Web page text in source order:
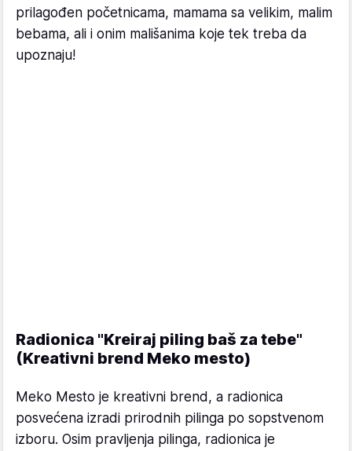
prilagođen početnicama, mamama sa velikim, malim
bebama, ali i onim mališanima koje tek treba da
upoznaju!
Radionica "Kreiraj piling baš za tebe"
(Kreativni brend Meko mesto)
Meko Mesto je kreativni brend, a radionica
posvećena izradi prirodnih pilinga po sopstvenom
izboru. Osim pravljenja pilinga, radionica je